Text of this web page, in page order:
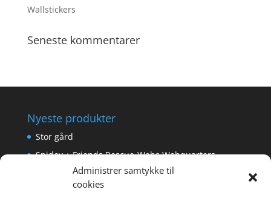
Administrer samtykke til
cookies
Wallstickers
Seneste kommentarer
Nyeste produkter
Stor gård
Spidey + Friends Rescue-Webs Webquarters
Forlængerkabel til håndkontrol 2×2 m.
Pokemon Skoletaske med 4 Dele